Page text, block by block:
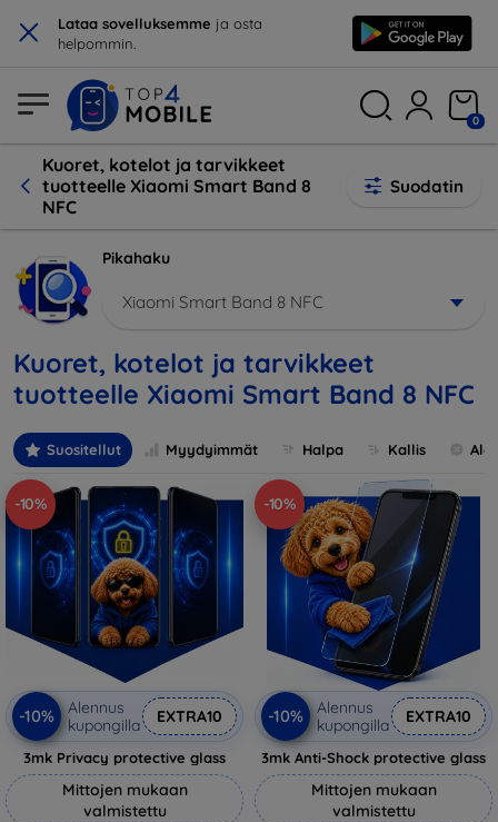
× Lataa sovelluksemme ja osta
helpommin.
0
Kuoret, kotelot ja tarvikkeet
tuotteelle Xiaomi Smart Band 8
NFC
Suodatin
Pikahaku
Xiaomi Smart Band 8 NFC
Kuoret, kotelot ja tarvikkeet
tuotteelle Xiaomi Smart Band 8 NFC
Suositellut Myydyimmät Halpa Kallis
-10%
-10%
Alennus
kupongilla
EXTRA10
3mk Privacy protective glass
Mittojen mukaan
valmistettu
-10%
-10%
Alennus
kupongilla
EXTRA10
3mk Anti-Shock protective glass
Mittojen mukaan
valmistettu